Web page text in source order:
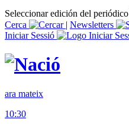
Seleccionar edición del periódico
Cerca
| Newsletters
Iniciar Sessió
ara mateix
10:30